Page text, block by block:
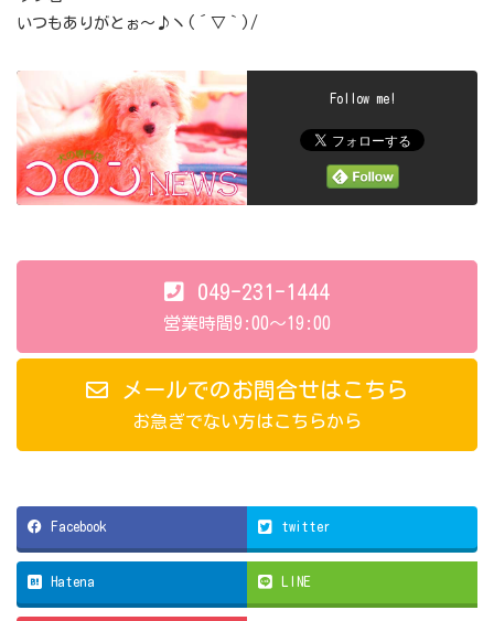
いつもありがとぉ～♪ヽ(´▽｀)/
Follow me!
049-231-1444
営業時間9:00～19:00
メールでのお問合せはこちら
お急ぎでない方はこちらから
Facebook twitter
Hatena LINE